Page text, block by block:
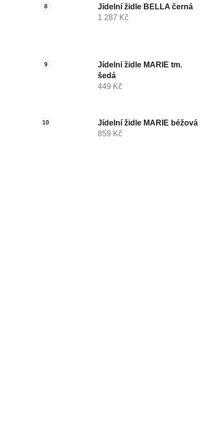
Jídelní židle BELLA černá
1 287 Kč
Jídelní židle MARIE tm.
šedá
449 Kč
Jídelní židle MARIE béžová
859 Kč